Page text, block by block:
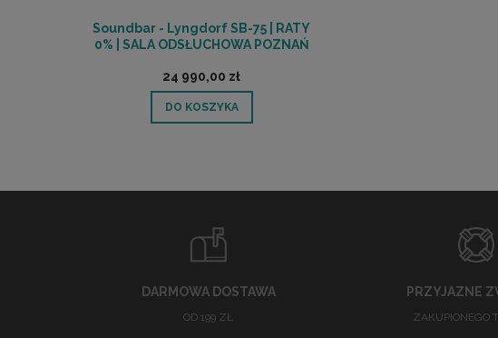
Soundbar - Lyngdorf SB-75 | RATY
0% | SALA ODSŁUCHOWA POZNAŃ
24 990,00 zł
DO KOSZYKA
DARMOWA DOSTAWA
OD 199 ZŁ
PRZYJAZNE
ZAKUPIONEGO